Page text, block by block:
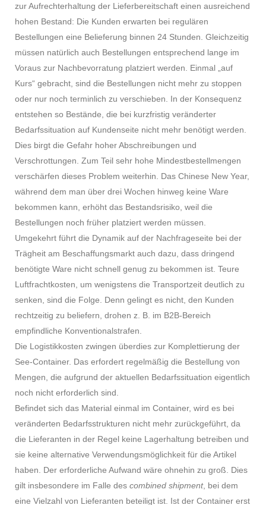
zur Aufrechterhaltung der Lieferbereitschaft einen ausreichend
hohen Bestand: Die Kunden erwarten bei regulären
Bestellungen eine Belieferung binnen 24 Stunden. Gleichzeitig
müssen natürlich auch Bestellungen entsprechend lange im
Voraus zur Nachbevorratung platziert werden. Einmal „auf
Kurs“ gebracht, sind die Bestellungen nicht mehr zu stoppen
oder nur noch terminlich zu verschieben. In der Konsequenz
entstehen so Bestände, die bei kurzfristig veränderter
Bedarfssituation auf Kundenseite nicht mehr benötigt werden.
Dies birgt die Gefahr hoher Abschreibungen und
Verschrottungen. Zum Teil sehr hohe Mindestbestellmengen
verschärfen dieses Problem weiterhin. Das Chinese New Year,
während dem man über drei Wochen hinweg keine Ware
bekommen kann, erhöht das Bestandsrisiko, weil die
Bestellungen noch früher platziert werden müssen.
Umgekehrt führt die Dynamik auf der Nachfrageseite bei der
Trägheit am Beschaffungsmarkt auch dazu, dass dringend
benötigte Ware nicht schnell genug zu bekommen ist. Teure
Luftfrachtkosten, um wenigstens die Transportzeit deutlich zu
senken, sind die Folge. Denn gelingt es nicht, den Kunden
rechtzeitig zu beliefern, drohen z. B. im B2B-Bereich
empfindliche Konventionalstrafen.
Die Logistikkosten zwingen überdies zur Komplettierung der
See-Container. Das erfordert regelmäßig die Bestellung von
Mengen, die aufgrund der aktuellen Bedarfssituation eigentlich
noch nicht erforderlich sind.
Befindet sich das Material einmal im Container, wird es bei
veränderten Bedarfsstrukturen nicht mehr zurückgeführt, da
die Lieferanten in der Regel keine Lagerhaltung betreiben und
sie keine alternative Verwendungsmöglichkeit für die Artikel
haben. Der erforderliche Aufwand wäre ohnehin zu groß. Dies
gilt insbesondere im Falle des combined shipment, bei dem
eine Vielzahl von Lieferanten beteiligt ist. Ist der Container erst